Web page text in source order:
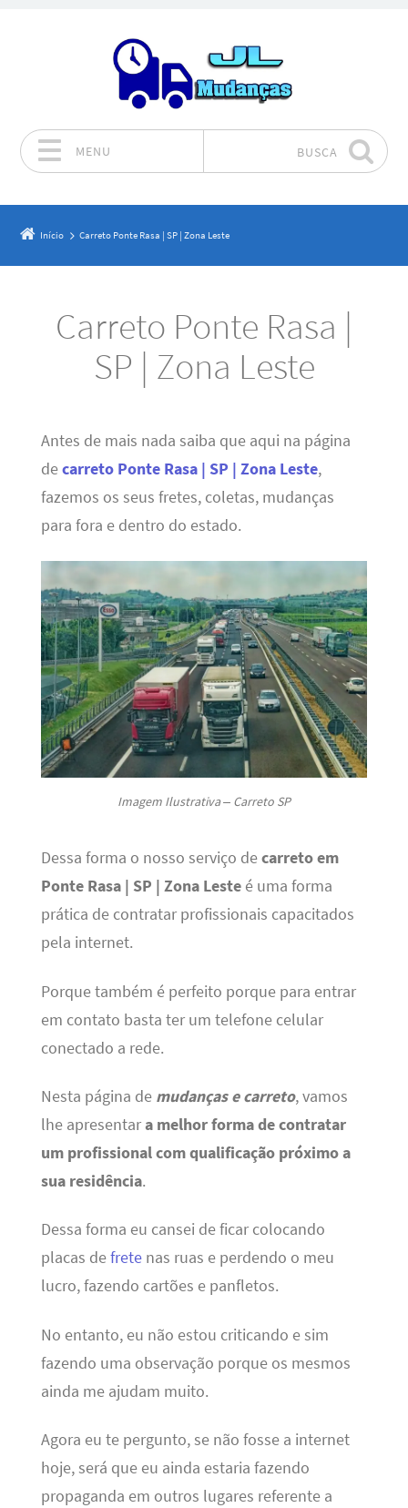
MENU BUSCA
Início Carreto Ponte Rasa | SP | Zona Leste
Carreto Ponte Rasa |
SP | Zona Leste
Antes de mais nada saiba que aqui na página
decarreto Ponte Rasa | SP | Zona Leste,
fazemos os seus fretes, coletas, mudanças
para fora e dentro do estado.
Imagem Ilustrativa – Carreto SP
Dessa forma o nosso serviço decarreto em
Ponte Rasa | SP | Zona Lesteé uma forma
prática de contratar profissionais capacitados
pela internet.
Porque também é perfeito porque para entrar
em contato basta ter um telefone celular
conectado a rede.
Nesta página de mudanças e carreto, vamos
lhe apresentara melhor forma de contratar
um profissional com qualificação próximo a
sua residência.
Dessa forma eu cansei de ficar colocando
placas defretenas ruas e perdendo o meu
lucro, fazendo cartões e panfletos.
No entanto, eu não estou criticando e sim
fazendo uma observação porque os mesmos
ainda me ajudam muito.
Agora eu te pergunto, se não fosse a internet
hoje, será que eu ainda estaria fazendo
propaganda em outros lugares referente a